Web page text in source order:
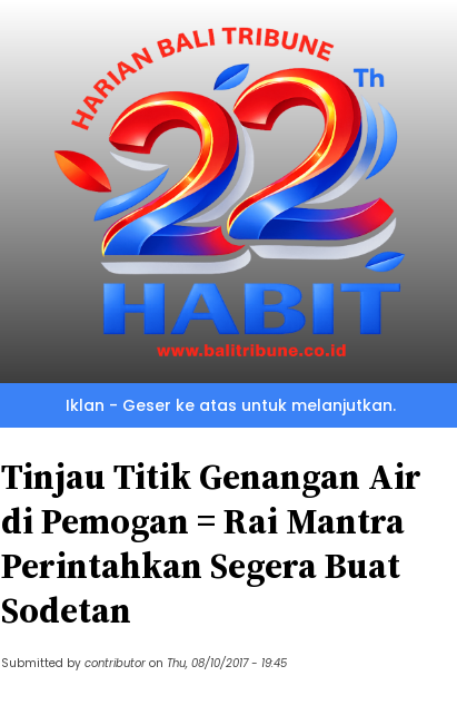
Iklan - Geser ke atas untuk melanjutkan.
Tinjau Titik Genangan Air
di Pemogan = Rai Mantra
Perintahkan Segera Buat
Sodetan
Submitted by contributor on Thu, 08/10/2017 - 19:45